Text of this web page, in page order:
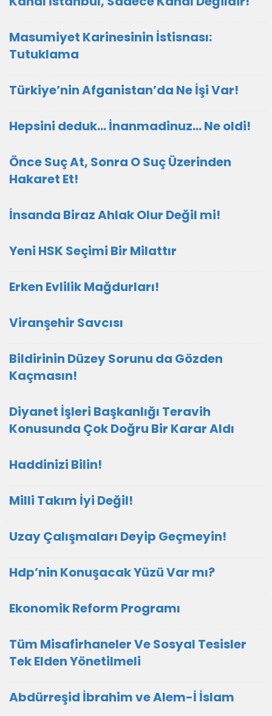
Masumiyet Karinesinin İstisnası:
Tutuklama
Türkiye’nin Afganistan’da Ne İşi Var!
Hepsini deduk... İnanmadinuz... Ne oldi!
Önce Suç At, Sonra O Suç Üzerinden
Hakaret Et!
İnsanda Biraz Ahlak Olur Değil mi!
Yeni HSK Seçimi Bir Milattır
Erken Evlilik Mağdurları!
Viranşehir Savcısı
Bildirinin Düzey Sorunu da Gözden
Kaçmasın!
Diyanet İşleri Başkanlığı Teravih
Konusunda Çok Doğru Bir Karar Aldı
Haddinizi Bilin!
Milli Takım İyi Değil!
Uzay Çalışmaları Deyip Geçmeyin!
Hdp’nin Konuşacak Yüzü Var mı?
Ekonomik Reform Programı
Tüm Misafirhaneler Ve Sosyal Tesisler
Tek Elden Yönetilmeli
Abdürreşid İbrahim ve Alem-İ İslam